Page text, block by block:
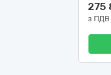
275
з ПДВ